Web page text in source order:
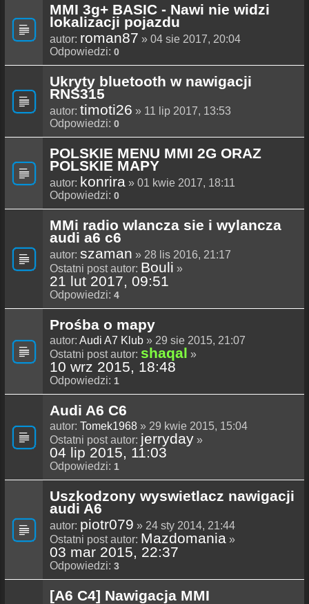
MMI 3g+ BASIC - Nawi nie widzi
lokalizacji pojazdu
autor: roman87 » 04 sie 2017, 20:04
Odpowiedzi: 0
Ukryty bluetooth w nawigacji
RNS315
autor: timoti26 » 11 lip 2017, 13:53
Odpowiedzi: 0
POLSKIE MENU MMI 2G ORAZ
POLSKIE MAPY
autor: konrira » 01 kwie 2017, 18:11
Odpowiedzi: 0
MMi radio wlancza sie i wylancza
audi a6 c6
autor: szaman » 28 lis 2016, 21:17
Ostatni post autor: Bouli »
21 lut 2017, 09:51
Odpowiedzi: 4
Prośba o mapy
autor: Audi A7 Klub » 29 sie 2015, 21:07
Ostatni post autor: shaqal »
10 wrz 2015, 18:48
Odpowiedzi: 1
Audi A6 C6
autor: Tomek1968 » 29 kwie 2015, 15:04
Ostatni post autor: jerryday »
04 lip 2015, 11:03
Odpowiedzi: 1
Uszkodzony wyswietlacz nawigacji
audi A6
autor: piotr079 » 24 sty 2014, 21:44
Ostatni post autor: Mazdomania »
03 mar 2015, 22:37
Odpowiedzi: 3
[A6 C4] Nawigacja MMI